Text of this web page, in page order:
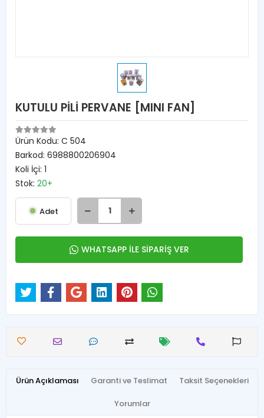
KUTULU PİLİ PERVANE [MINI FAN]
Ürün Kodu: C 504
Barkod: 6988800206904
Koli İçi: 1
Stok: 20+
Adet
WHATSAPP İLE SİPARİŞ VER
Ürün Açıklaması Garanti ve Teslimat Taksit Seçenekleri
Yorumlar